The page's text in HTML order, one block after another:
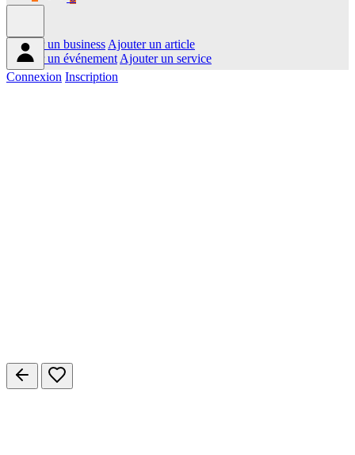
Ajouter un business Ajouter un article
Ajouter un événement Ajouter un service
Connexion Inscription